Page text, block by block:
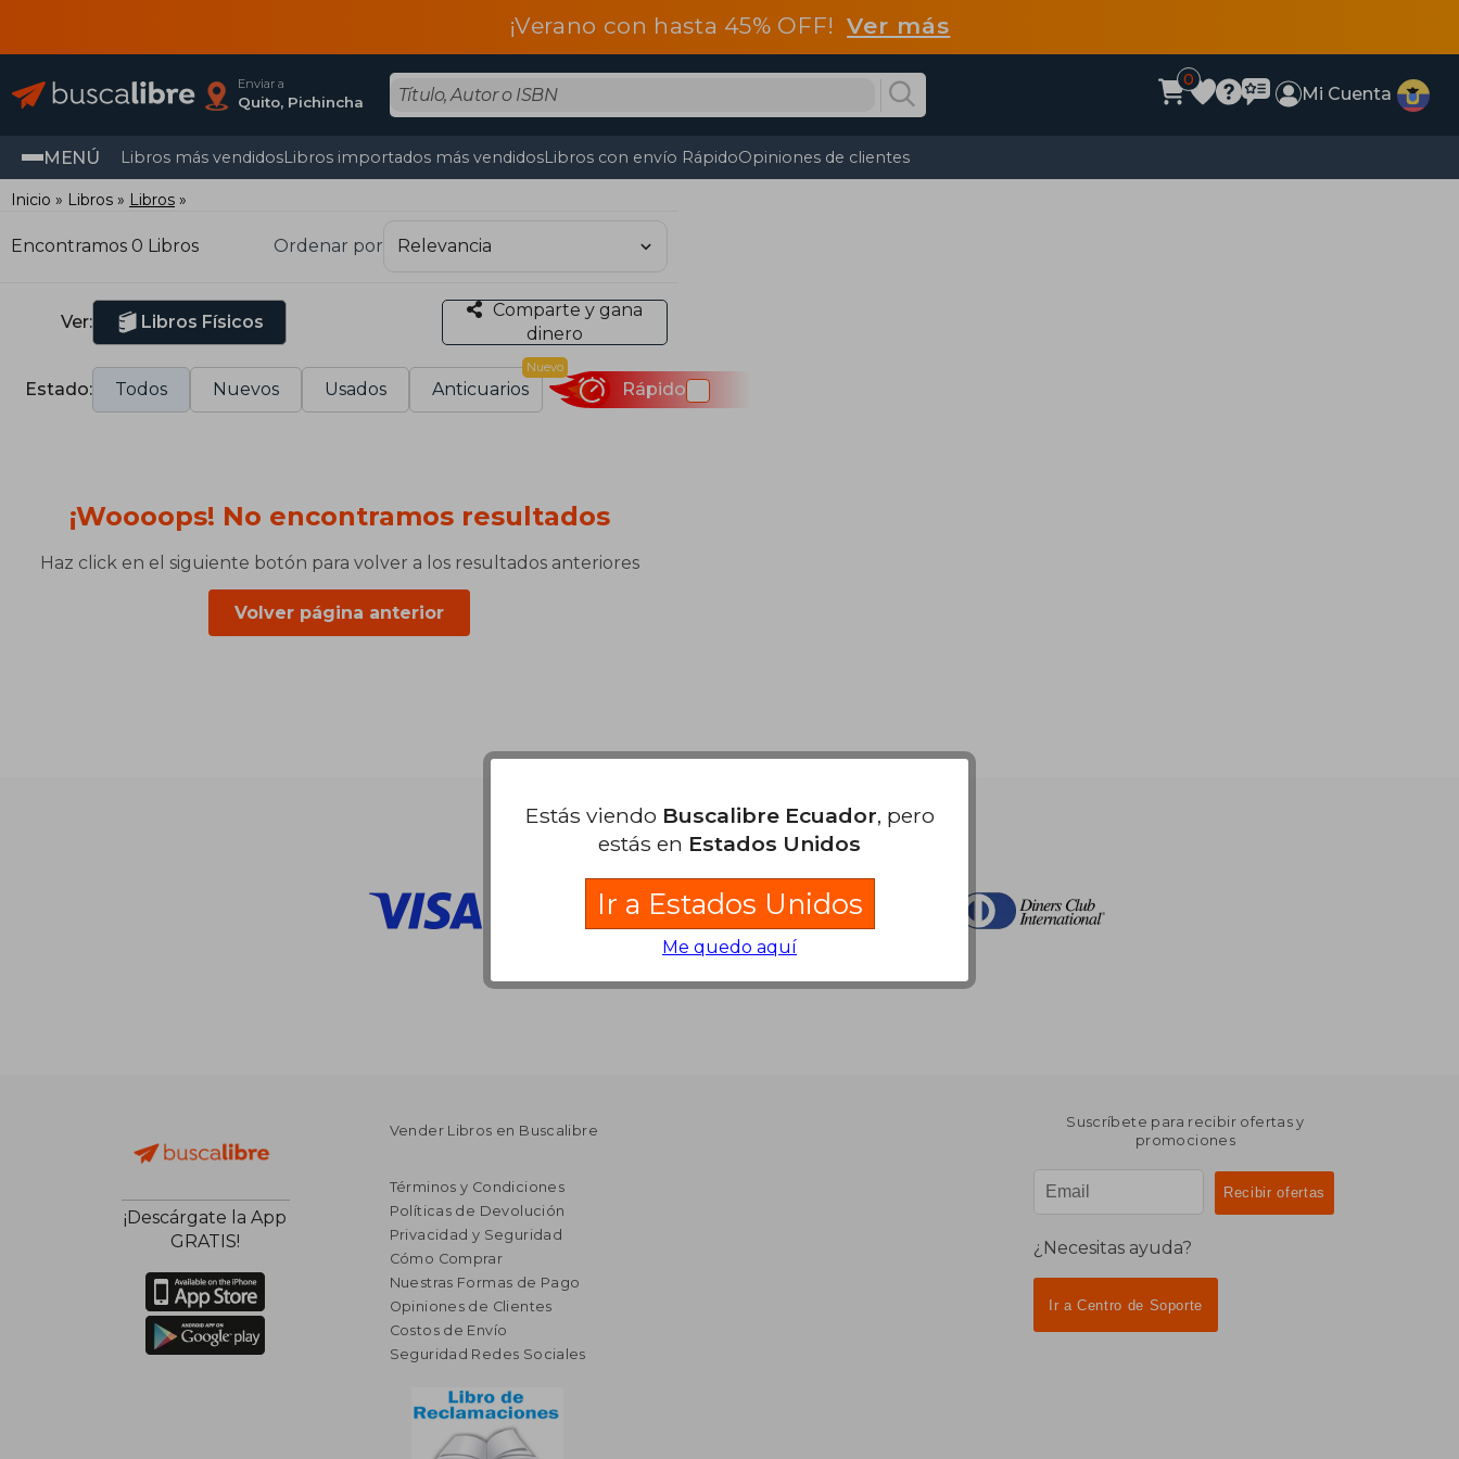
¡Verano con hasta 45% OFF!Ver más
Enviar a
Quito, Pichincha
0
Mi Cuenta
MENÚ Libros más vendidosLibros importados más vendidosLibros con envío RápidoOpiniones de clientes
Inicio Libros Libros
Encontramos 0 Libros Ordenar por
Ver: Libros Físicos
Comparte y gana
dinero
Estado: Todos Nuevos Usados Anticuarios
Nuevo
Rápido
¡Woooops! No encontramos resultados
Haz click en el siguiente botón para volver a los resultados anteriores
Volver página anterior
Nuestras Formas de Pago
¡Descárgate la App
GRATIS!
Vender Libros en Buscalibre
Términos y Condiciones
Políticas de Devolución
Privacidad y Seguridad
Cómo Comprar
Nuestras Formas de Pago
Opiniones de Clientes
Costos de Envío
Seguridad Redes Sociales
Suscríbete para recibir ofertas y
promociones
¿Necesitas ayuda?
Ir a Centro de Soporte
Estás viendo Buscalibre Ecuador, pero
estás en Estados Unidos
Ir a Estados Unidos
Me quedo aquí